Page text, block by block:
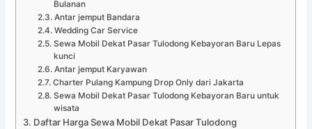
Bulanan
Antar jemput Bandara
Wedding Car Service
Sewa Mobil Dekat Pasar Tulodong Kebayoran Baru Lepas
kunci
Antar jemput Karyawan
Charter Pulang Kampung Drop Only dari Jakarta
Sewa Mobil Dekat Pasar Tulodong Kebayoran Baru untuk
wisata
Daftar Harga Sewa Mobil Dekat Pasar Tulodong